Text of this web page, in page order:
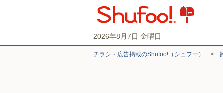
2026年8月7日 金曜日
チラシ・​広告掲載の​Shufoo!​（シュフー） >